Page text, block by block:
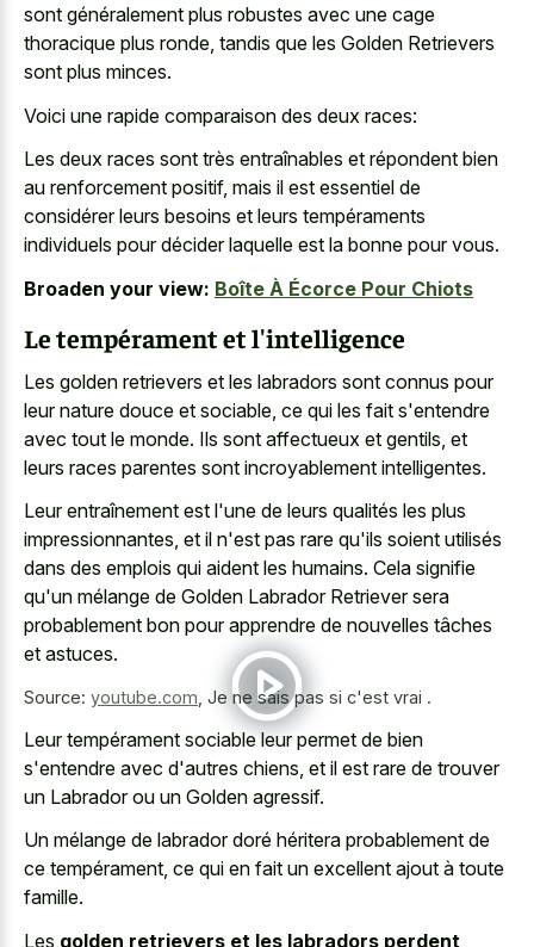
sont généralement plus robustes avec une cage
thoracique plus ronde, tandis que les Golden Retrievers
sont plus minces.
Voici une rapide comparaison des deux races:
Les deux races sont très entraînables et répondent bien
au renforcement positif, mais il est essentiel de
considérer leurs besoins et leurs tempéraments
individuels pour décider laquelle est la bonne pour vous.
Broaden your view: Boîte À Écorce Pour Chiots
Le tempérament et l'intelligence
Les golden retrievers et les labradors sont connus pour
leur nature douce et sociable, ce qui les fait s'entendre
avec tout le monde. Ils sont affectueux et gentils, et
leurs races parentes sont incroyablement intelligentes.
Leur entraînement est l'une de leurs qualités les plus
impressionnantes, et il n'est pas rare qu'ils soient utilisés
dans des emplois qui aident les humains. Cela signifie
qu'un mélange de Golden Labrador Retriever sera
probablement bon pour apprendre de nouvelles tâches
et astuces.
Source: youtube.com Je ne sais pas si c'est vrai .
Leur tempérament sociable leur permet de bien
s'entendre avec d'autres chiens, et il est rare de trouver
un Labrador ou un Golden agressif.
Un mélange de labrador doré héritera probablement de
ce tempérament, ce qui en fait un excellent ajout à toute
famille.
Les golden retrievers et les labradors perdent